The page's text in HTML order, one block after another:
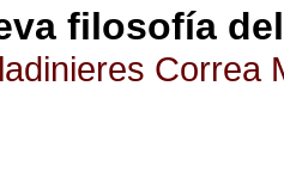
filosofía
Correa